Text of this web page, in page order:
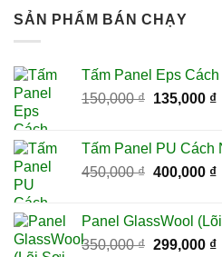
SẢN PHẨM BÁN CHẠY
Tấm Panel Eps
150,000₫ Giá
150,000 ₫.
135,000 ₫
Tấm Panel PU Cách
450,000₫ Giá
450,000 ₫.
400,000 ₫
Panel GlassWool
350,000₫ Giá
299,000 ₫